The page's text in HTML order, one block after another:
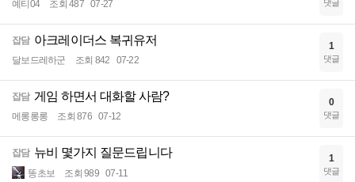
예티04 조회 487 07-27 댓글
잡담 아크레이더스 복귀유저
달보드레하군 조회 842 07-22
1
댓글
잡담 게임 하면서 대화할 사람?
메롱롱롱 조회 876 07-12
0
댓글
잡담 뉴비 몇가지 질문드립니다
똥초보 조회 989 07-11
1
댓글